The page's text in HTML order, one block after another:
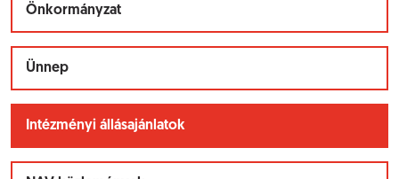
Önkormányzat
Ünnep
Intézményi állásajánlatok